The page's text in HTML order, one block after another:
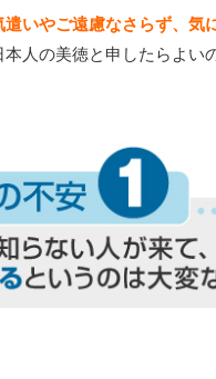
遣いやご遠慮なさらず、
人の美徳と申したらよい